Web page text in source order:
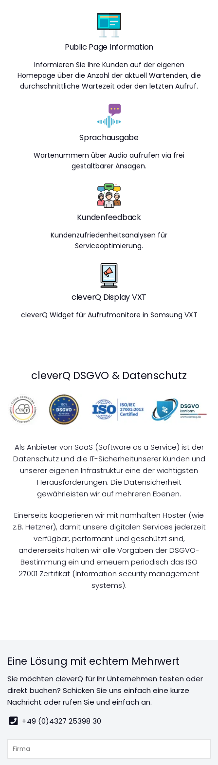
Public Page Information
Informieren Sie Ihre Kunden auf der eigenen
Homepage über die Anzahl der aktuell Wartenden, die
durchschnittliche Wartezeit oder den letzten Aufruf.
Sprachausgabe
Wartenummern über Audio aufrufen via frei
gestaltbarer Ansagen.
Kundenfeedback
Kundenzufriedenheitsanalysen für
Serviceoptimierung.
cleverQ Display VXT
cleverQ Widget für Aufrufmonitore in Samsung VXT
cleverQ DSGVO & Datenschutz
Als Anbieter von SaaS (Software as a Service) ist der
Datenschutz und die IT-Sicherheitunserer Kunden und
unserer eigenen Infrastruktur eine der wichtigsten
Herausforderungen. Die Datensicherheit
gewährleisten wir auf mehreren Ebenen.
Einerseits kooperieren wir mit namhaften Hoster (wie
z.B. Hetzner), damit unsere digitalen Services jederzeit
verfügbar, performant und geschützt sind,
andererseits halten wir alle Vorgaben der DSGVO-
Bestimmung ein und erneuern periodisch das ISO
27001 Zertifikat (Information security management
systems).
Eine Lösung mit echtem Mehrwert
Sie möchten cleverQ für Ihr Unternehmen testen oder
direkt buchen? Schicken Sie uns einfach eine kurze
Nachricht oder rufen Sie und einfach an.
+49 (0)4327 25398 30